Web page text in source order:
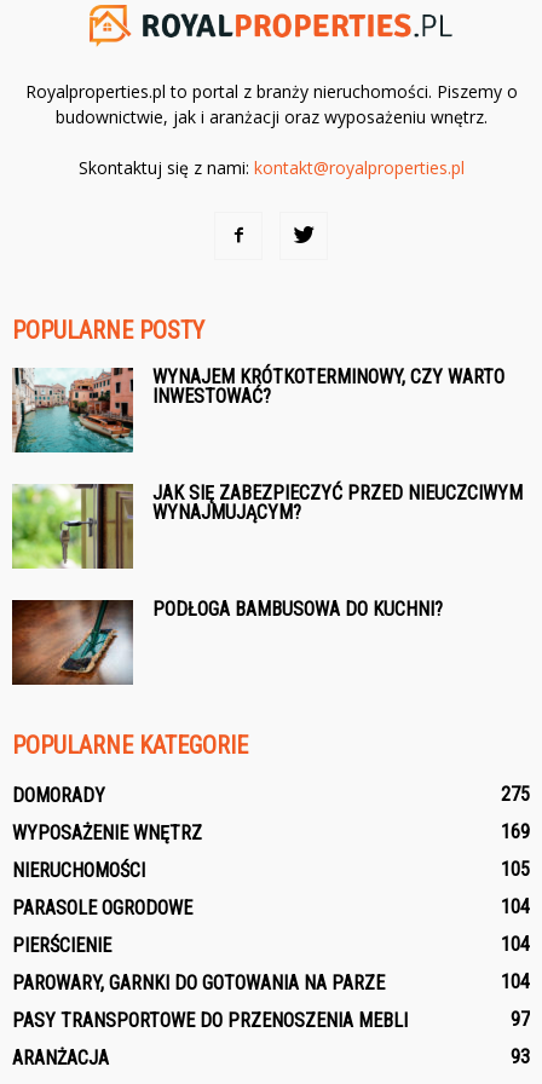
Royalproperties.pl to portal z branży nieruchomości. Piszemy o
budownictwie, jak i aranżacji oraz wyposażeniu wnętrz.
Skontaktuj się z nami: kontakt@royalproperties.pl
POPULARNE POSTY
WYNAJEM KRÓTKOTERMINOWY, CZY WARTO
INWESTOWAĆ?
JAK SIĘ ZABEZPIECZYĆ PRZED NIEUCZCIWYM
WYNAJMUJĄCYM?
PODŁOGA BAMBUSOWA DO KUCHNI?
POPULARNE KATEGORIE
DOMORADY
275
WYPOSAŻENIE WNĘTRZ
169
NIERUCHOMOŚCI
105
PARASOLE OGRODOWE
104
PIERŚCIENIE
104
PAROWARY, GARNKI DO GOTOWANIA NA PARZE
104
PASY TRANSPORTOWE DO PRZENOSZENIA MEBLI
97
ARANŻACJA
93